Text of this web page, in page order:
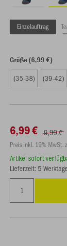
Einzelauftrag
Größe (6,99 €)
(35-38) (39-42)
6,99 € 9,99 €
Preis inkl. 19% MwSt.
Artikel sofort
Lieferzeit: 5 Werktage